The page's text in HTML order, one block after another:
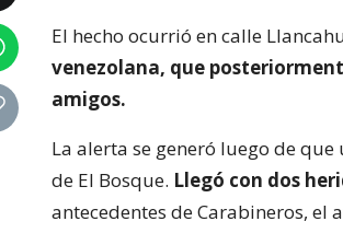
El hecho ocurrió en calle
venezolana, que
amigos.
La alerta se generó luego de
de El Bosque. Llegó con dos
antecedentes de Carabineros,